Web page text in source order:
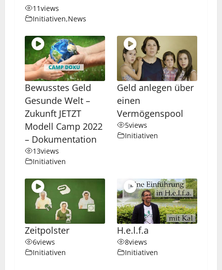
11views
Initiativen,News
Bewusstes Geld
Gesunde Welt –
Zukunft JETZT
Modell Camp 2022
– Dokumentation
13views
Initiativen
Geld anlegen über
einen
Vermögenspool
5views
Initiativen
Zeitpolster
6views
Initiativen
H.e.l.f.a
8views
Initiativen